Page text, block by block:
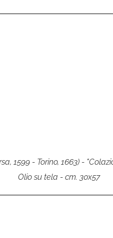
1599 - Torino, 1663) -
Olio su tela - cm. 30x57